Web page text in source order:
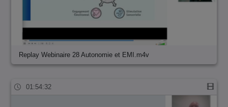
Replay Webinaire 28 Autonomie et EMI.m4v
01:54:32